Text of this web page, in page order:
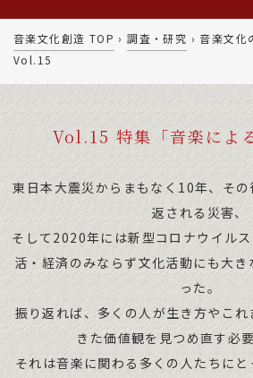
音楽文化創造 TOP ›調査・研究 › 音楽文化
Vol.15
Vol.15 特集「音楽によ
東日本大震災からまもなく10年、そ
返される災害、
そして2020年には新型コロナウイル
活・経済のみならず文化活動にも大
った。
振り返れば、多くの人が生き方やこれ
きた価値観を見つめ直す必
それは音楽に関わる多くの人たちにと